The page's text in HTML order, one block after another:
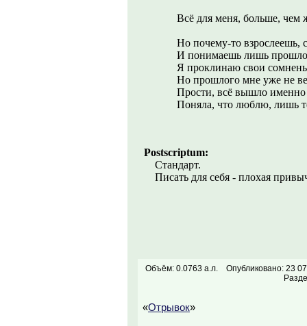
Всё для меня, больше, чем
Но почему-то взрослеешь,
И понимаешь лишь
Я проклинаю свои
Но прошлого мне уже не
Прости, всё вышло именно
Поняла, что люблю, лишь
Postscriptum:
Стандарт.
Писать для себя - плохая
Объём: 0.0763 а.л.
Опубликовано: 23
«Отрывок»